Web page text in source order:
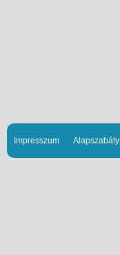
Impresszum Alapszabály